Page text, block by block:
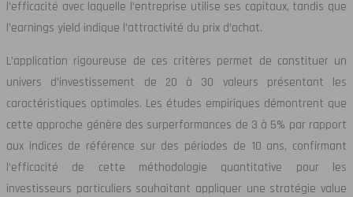
l’efficacité avec laquelle l’entreprise utilise ses capitaux, tandis que
l’earnings yield indique l’attractivité du prix d’achat.
L’application rigoureuse de ces critères permet de constituer un
univers d’investissement de 20 à 30 valeurs présentant les
caractéristiques optimales. Les études empiriques démontrent que
cette approche génère des surperformances de 3 à 5% par rapport
aux indices de référence sur des périodes de 10 ans, confirmant
l’efficacité de cette méthodologie quantitative pour les
investisseurs particuliers souhaitant appliquer une stratégie value